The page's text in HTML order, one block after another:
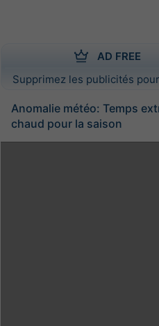
AD FREE
Supprimez les publicités
Anomalie météo: Temps
chaud pour la saison